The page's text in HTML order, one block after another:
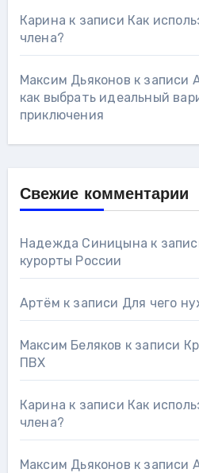
Карина к записи Как
члена?
Максим Дьяконов к записи
как выбрать идеальный
приключения
Свежие комментарии
Надежда Синицына к
курорты России
Артём к записи Для чего
Максим Беляков к записи
ПВХ
Карина к записи Как
члена?
Максим Дьяконов к записи